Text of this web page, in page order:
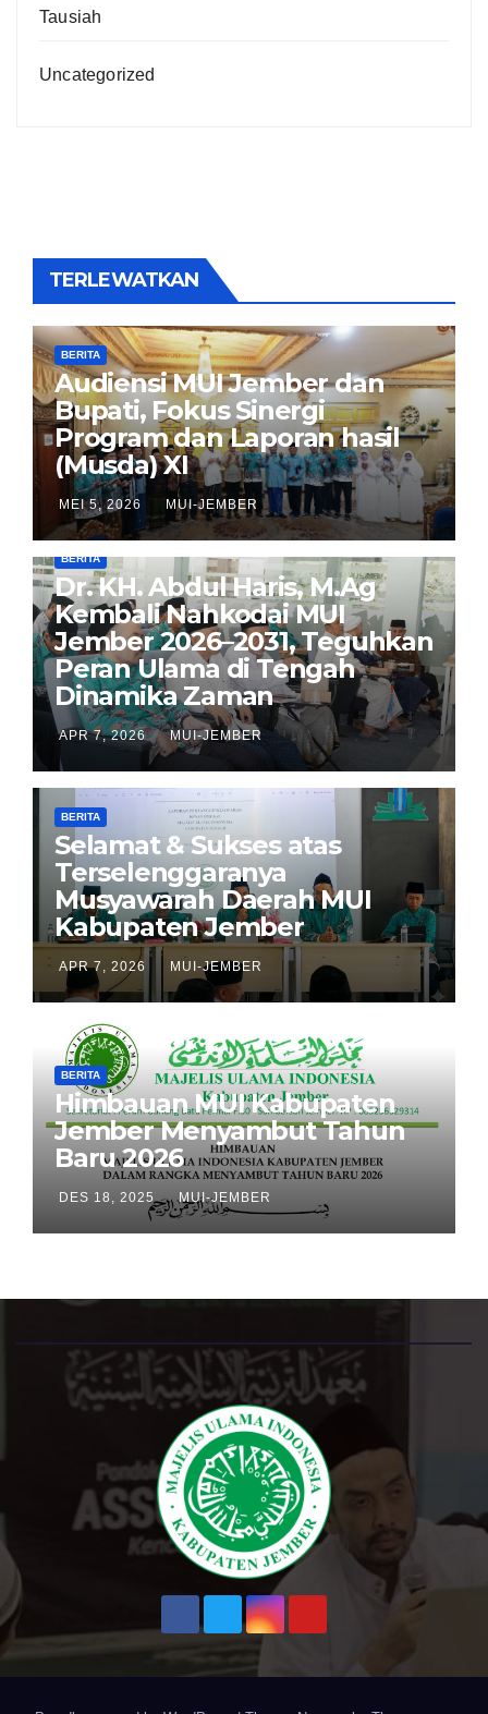
Tausiah
Uncategorized
TERLEWATKAN
BERITA
Audiensi MUI Jember dan
Bupati, Fokus Sinergi
Program dan Laporan hasil
(Musda) XI
MEI 5, 2026 MUI-JEMBER
BERITA
Dr. KH. Abdul Haris, M.Ag
Kembali Nahkodai MUI
Jember 2026–2031, Teguhkan
Peran Ulama di Tengah
Dinamika Zaman
APR 7, 2026 MUI-JEMBER
BERITA
Selamat & Sukses atas
Terselenggaranya
Musyawarah Daerah MUI
Kabupaten Jember
APR 7, 2026 MUI-JEMBER
BERITA
Himbauan MUI Kabupaten
Jember Menyambut Tahun
Baru 2026
DES 18, 2025 MUI-JEMBER